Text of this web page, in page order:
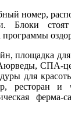
номер,
Блоки
программы
площадка
СПА-
для
ресторан
ферма-